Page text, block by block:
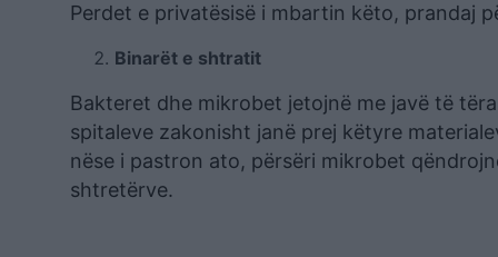
Perdet e privatësisë i mbartin këto, prandaj
Binarët e shtratit
Bakteret dhe mikrobet jetojnë me javë të
spitaleve zakonisht janë prej këtyre
nëse i pastron ato, përsëri mikrobet
shtretërve.